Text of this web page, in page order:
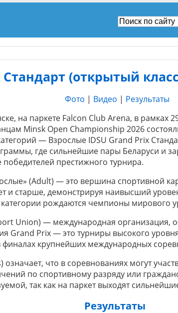
(открытый
Фото | Видео | Результаты
на паркете Falcon Club Arena, в рамках
Minsk Open Championship 2026
— Взрослые IDSU Grand Prix
где сильнейшие пары Беларуси и
престижного турнира.
(Adult) — это вершина спортивной
и старше, демонстрируя наивысший
рождаются чемпионы мирового
Union) — международная
Grand Prix — это турниры высокого
финалах крупнейших международных
означает, что в соревнованиях могут
по спортивному разряду или
так как на паркет выходят
Результаты